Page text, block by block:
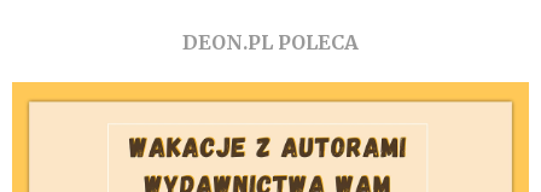
DEON.PL POLECA